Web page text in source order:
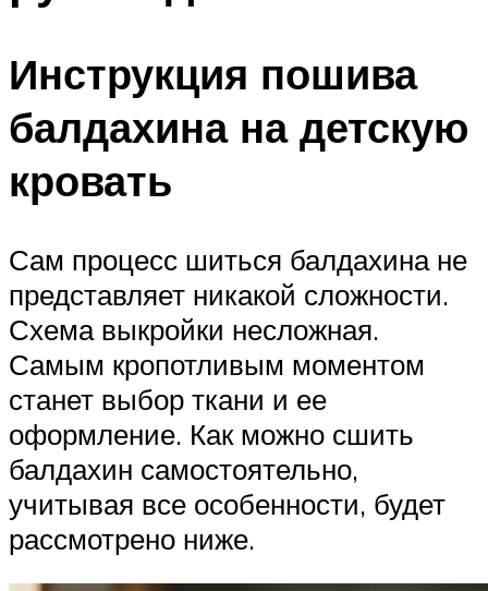
Инструкция пошива
балдахина на детскую
кровать
Сам процесс шиться балдахина не
представляет никакой сложности.
Схема выкройки несложная.
Самым кропотливым моментом
станет выбор ткани и ее
оформление. Как можно сшить
балдахин самостоятельно,
учитывая все особенности, будет
рассмотрено ниже.